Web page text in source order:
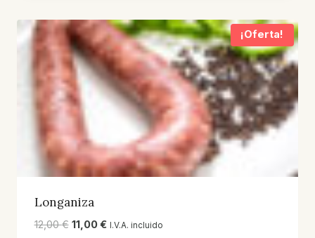
¡Oferta!
Longaniza
12,00€ El
11,00€ElI.V.A. incluido